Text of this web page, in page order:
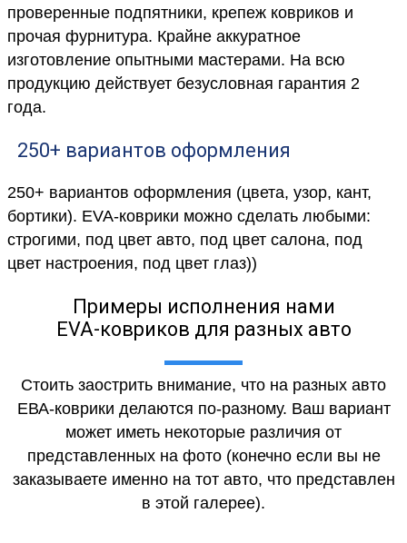
проверенные подпятники, крепеж ковриков и
прочая фурнитура. Крайне аккуратное
изготовление опытными мастерами. На всю
продукцию действует безусловная гарантия 2
года.
250+ вариантов оформления
250+ вариантов оформления (цвета, узор, кант,
бортики). EVA-коврики можно сделать любыми:
строгими, под цвет авто, под цвет салона, под
цвет настроения, под цвет глаз))
Примеры исполнения нами
EVA-ковриков для разных авто
Стоить заострить внимание, что на разных авто
ЕВА-коврики делаются по-разному. Ваш вариант
может иметь некоторые различия от
представленных на фото (конечно если вы не
заказываете именно на тот авто, что представлен
в этой галерее).